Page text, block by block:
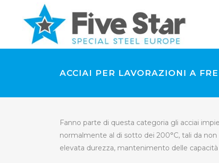
ACCIAI PER LAVORAZIONI A
Fanno parte di questa categoria gli acciai
normalmente al di sotto dei 200°C, tali da non
elevata durezza, mantenimento delle